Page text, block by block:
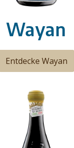
Wayan
Entdecke Wayan